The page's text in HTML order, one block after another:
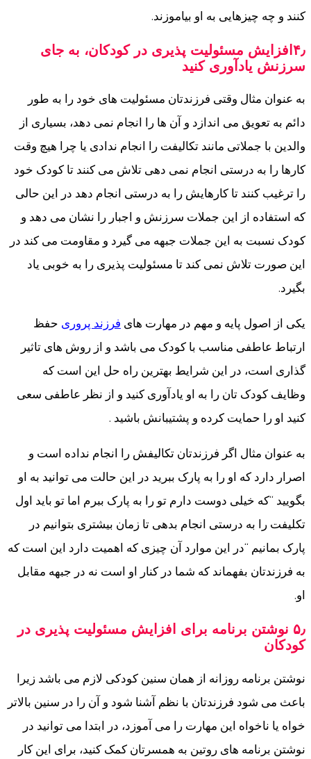
کنند و چه چیزهایی به او بیاموزند.
۴٫افزایش مسئولیت پذیری در کودکان، به جای
سرزنش یادآوری کنید
به عنوان مثال وقتی فرزندتان مسئولیت های خود را به طور
دائم به تعویق می اندازد و آن ها را انجام نمی دهد، بسیاری از
والدین با جملاتی مانند تکالیفت را انجام ندادی یا چرا هیچ وقت
کارها را به درستی انجام نمی دهی تلاش می کنند تا کودک خود
را ترغیب کنند تا کارهایش را به درستی انجام دهد در این حالی
که استفاده از این جملات سرزنش و اجبار را نشان می دهد و
کودک نسبت به این جملات جبهه می گیرد و مقاومت می کند در
این صورت تلاش نمی کند تا مسئولیت پذیری را به خوبی یاد
بگیرد.
یکی از اصول پایه و مهم در مهارت های فرزند پروری حفظ
ارتباط عاطفی مناسب با کودک می باشد و از روش های تاثیر
گذاری است، در این شرایط بهترین راه حل این است که
وظایف کودک تان را به او یادآوری کنید و از نظر عاطفی سعی
کنید او را حمایت کرده و پشتیبانش باشید .
به عنوان مثال اگر فرزندتان تکالیفش را انجام نداده است و
اصرار دارد که او را به پارک ببرید در این حالت می توانید به او
بگویید “که خیلی دوست دارم تو را به پارک ببرم اما تو باید اول
تکلیفت را به درستی انجام بدهی تا زمان بیشتری بتوانیم در
پارک بمانیم “در این موارد آن چیزی که اهمیت دارد این است که
به فرزندتان بفهماند که شما در کنار او است نه در جبهه مقابل
او.
۵٫ نوشتن برنامه برای افزایش مسئولیت پذیری در
کودکان
نوشتن برنامه روزانه از همان سنین کودکی لازم می باشد زیرا
باعث می شود فرزندتان با نظم آشنا شود و آن را در سنین بالاتر
خواه یا ناخواه این مهارت را می آموزد، در ابتدا می توانید در
نوشتن برنامه های روتین به همسرتان کمک کنید، برای این کار